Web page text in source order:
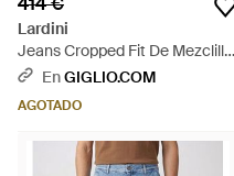
Lardini
Jeans Cropped Fit De Mezclilla
- Gris
EnGIGLIO.COM
AGOTADO